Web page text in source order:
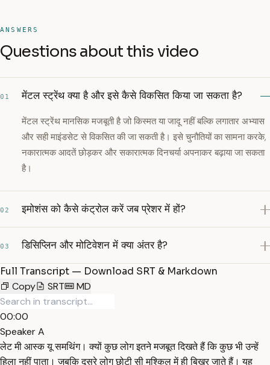
ANSWERS
Questions about this video
01 मेंटल स्ट्रेंथ क्या है और इसे कैसे विकसित किया जा सकता है?
मेंटल स्ट्रेंथ मानसिक मजबूती है जो किस्मत या जादू नहीं बल्कि लगातार अभ्यास
और सही माइंडसेट से विकसित की जा सकती है। इसे चुनौतियों का सामना करके,
नकारात्मक आदतें छोड़कर और सकारात्मक दिनचर्या अपनाकर बढ़ाया जा सकता
है।
02 इमोशंस को कैसे कंट्रोल करें जब प्रेशर में हों?
03 डिसिप्लिन और मोटिवेशन में क्या अंतर है?
Full Transcript — Download SRT & Markdown
Copy
SRT MD
00:00
Speaker A
लेट मी आस्क यू समथिंग। क्यों कुछ लोग इतने मजबूत दिखते हैं कि कुछ भी उन्हें
हिला नहीं पाता। जबकि दूसरे लोग छोटी सी मुश्किल में ही बिखर जाते हैं। यह